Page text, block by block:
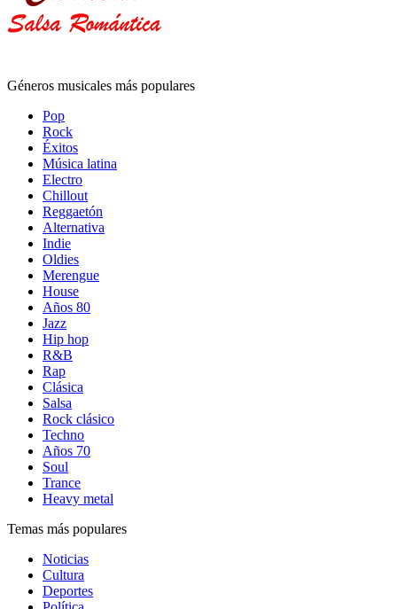
Géneros musicales más populares
Pop
Rock
Éxitos
Música latina
Electro
Chillout
Reggaetón
Alternativa
Indie
Oldies
Merengue
House
Años 80
Jazz
Hip hop
R&B
Rap
Clásica
Salsa
Rock clásico
Techno
Años 70
Soul
Trance
Heavy metal
Temas más populares
Noticias
Cultura
Deportes